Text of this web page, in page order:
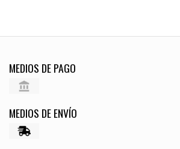
MEDIOS DE PAGO
MEDIOS DE ENVÍO